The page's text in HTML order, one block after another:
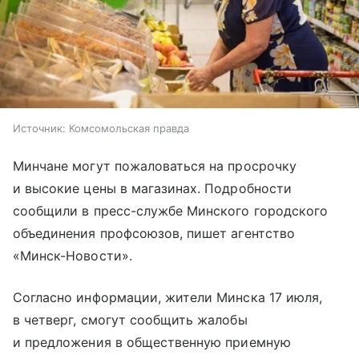
Источник: Комсомольская правда
Минчане могут пожаловаться на просрочку
и высокие цены в магазинах. Подробности
сообщили в пресс-службе Минского городского
объединения профсоюзов, пишет агентство
«Минск-Новости».
Согласно информации, жители Минска 17 июля,
в четверг, смогут сообщить жалобы
и предложения в общественную приемную